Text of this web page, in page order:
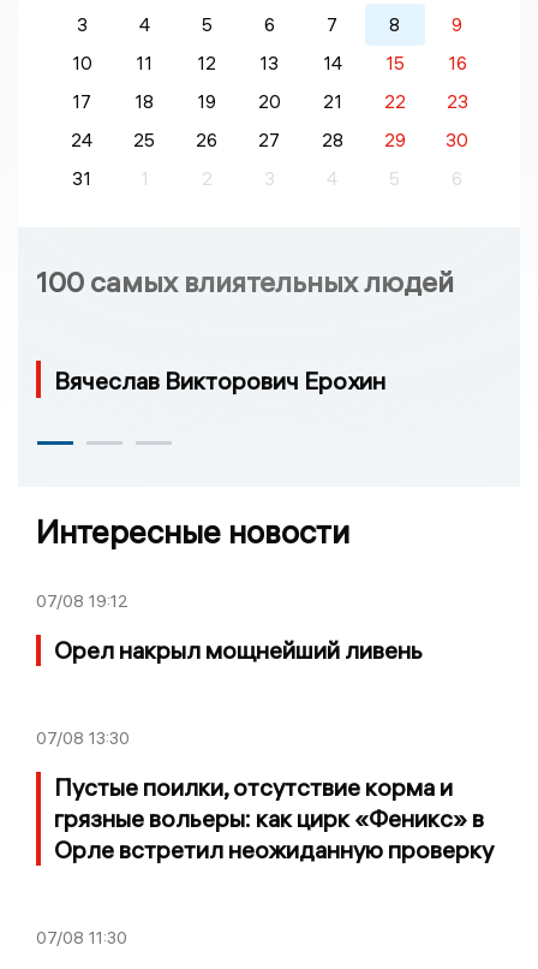
3
4 5 6 7 8
9
10
11 12 13 14 15
16
17
18 19 20 21 22
23
24
25 26 27 28 29
30
31
1 2 3 4 5 6
100 самых влиятельных людей
Вячеслав Викторович Ерохин
Интересные новости
07/08 19:12
Орел накрыл мощнейший ливень
07/08 13:30
Пустые поилки, отсутствие корма и
грязные вольеры: как цирк «Феникс» в
Орле встретил неожиданную проверку
07/08 11:30